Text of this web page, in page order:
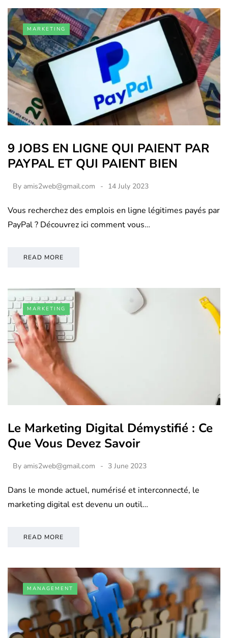
MARKETING
9 JOBS EN LIGNE QUI PAIENT PAR
PAYPAL ET QUI PAIENT BIEN
By amis2web@gmail.com 14 July 2023
Vous recherchez des emplois en ligne légitimes payés par
PayPal ? Découvrez ici comment vous…
READ MORE
MARKETING
Le Marketing Digital Démystifié : Ce
Que Vous Devez Savoir
By amis2web@gmail.com 3 June 2023
Dans le monde actuel, numérisé et interconnecté, le
marketing digital est devenu un outil…
READ MORE
MANAGEMENT